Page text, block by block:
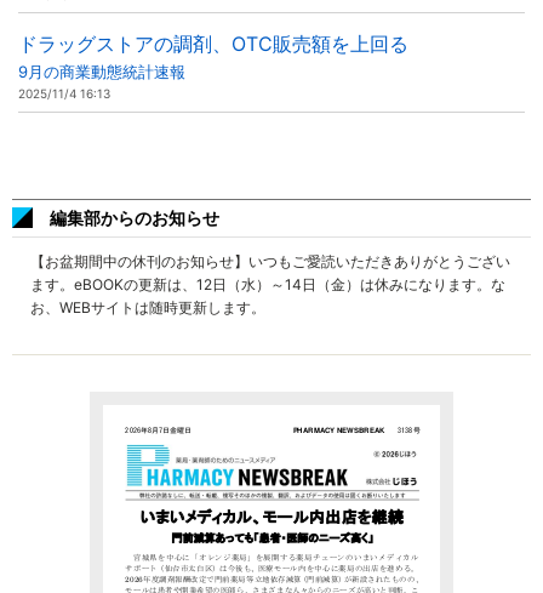
ドラッグストアの調剤、OTC販売額を上回る
9月の商業動態統計速報
2025/11/4 16:13
編集部からのお知らせ
【お盆期間中の休刊のお知らせ】いつもご愛読いただきありがとうござい
ます。eBOOKの更新は、12日（水）～14日（金）は休みになります。な
お、WEBサイトは随時更新します。